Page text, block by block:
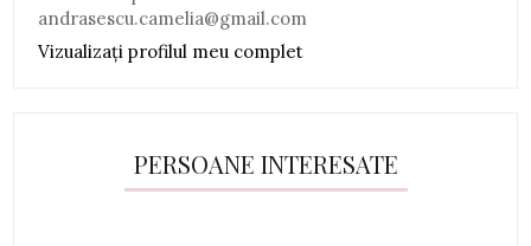
andrasescu.camelia@gmail.com
Vizualizați profilul meu complet
PERSOANE INTERESATE